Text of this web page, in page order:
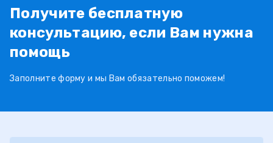
Получите бесплатную
консультацию, если Вам нужна
помощь
Заполните форму и мы Вам обязательно поможем!